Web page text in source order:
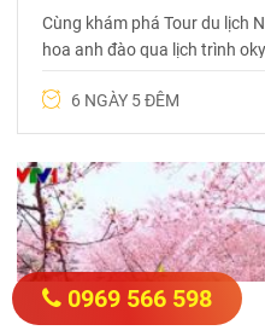
Cùng khám phá Tour du lịch
hoa anh đào qua lịch trình
6 NGÀY 5 ĐÊM
0969 566 598